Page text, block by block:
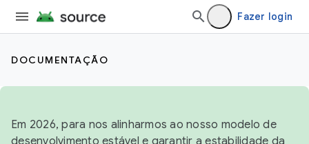
Fazer login
DOCUMENTAÇÃO
Em 2026, para nos alinharmos ao nosso modelo de
desenvolvimento estável e garantir a estabilidade da